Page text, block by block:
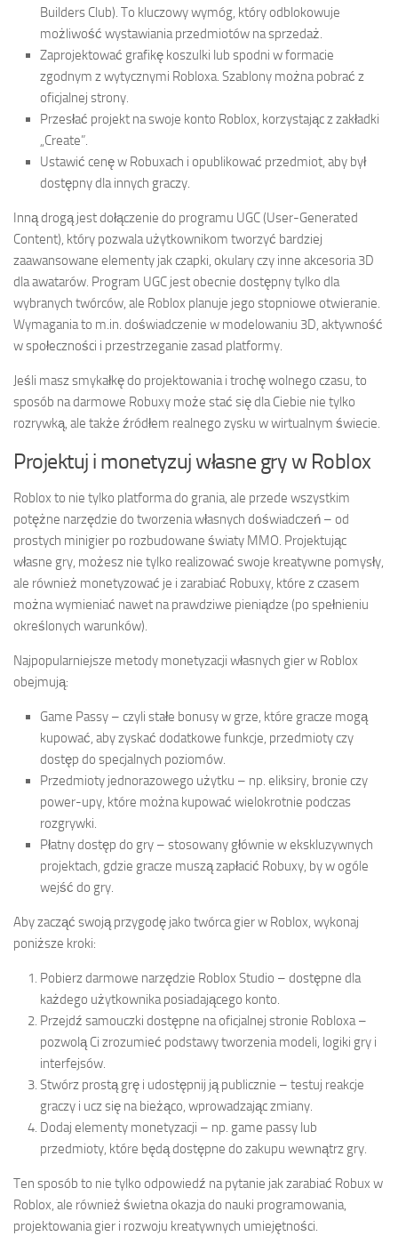
Builders Club). To kluczowy wymóg, który odblokowuje
możliwość wystawiania przedmiotów na sprzedaż.
Zaprojektować grafikę koszulki lub spodni w formacie
zgodnym z wytycznymi Robloxa. Szablony można pobrać z
oficjalnej strony.
Przesłać projekt na swoje konto Roblox, korzystając z zakładki
„Create”.
Ustawić cenę w Robuxach i opublikować przedmiot, aby był
dostępny dla innych graczy.
Inną drogą jest dołączenie do programu UGC (User-Generated
Content), który pozwala użytkownikom tworzyć bardziej
zaawansowane elementy jak czapki, okulary czy inne akcesoria 3D
dla awatarów. Program UGC jest obecnie dostępny tylko dla
wybranych twórców, ale Roblox planuje jego stopniowe otwieranie.
Wymagania to m.in. doświadczenie w modelowaniu 3D, aktywność
w społeczności i przestrzeganie zasad platformy.
Jeśli masz smykałkę do projektowania i trochę wolnego czasu, to
sposób na darmowe Robuxy może stać się dla Ciebie nie tylko
rozrywką, ale także źródłem realnego zysku w wirtualnym świecie.
Projektuj i monetyzuj własne gry w Roblox
Roblox to nie tylko platforma do grania, ale przede wszystkim
potężne narzędzie do tworzenia własnych doświadczeń – od
prostych minigier po rozbudowane światy MMO. Projektując
własne gry, możesz nie tylko realizować swoje kreatywne pomysły,
ale również monetyzować je i zarabiać Robuxy, które z czasem
można wymieniać nawet na prawdziwe pieniądze (po spełnieniu
określonych warunków).
Najpopularniejsze metody monetyzacji własnych gier w Roblox
obejmują:
Game Passy – czyli stałe bonusy w grze, które gracze mogą
kupować, aby zyskać dodatkowe funkcje, przedmioty czy
dostęp do specjalnych poziomów.
Przedmioty jednorazowego użytku – np. eliksiry, bronie czy
power-upy, które można kupować wielokrotnie podczas
rozgrywki.
Płatny dostęp do gry – stosowany głównie w ekskluzywnych
projektach, gdzie gracze muszą zapłacić Robuxy, by w ogóle
wejść do gry.
Aby zacząć swoją przygodę jako twórca gier w Roblox, wykonaj
poniższe kroki:
Pobierz darmowe narzędzie Roblox Studio – dostępne dla
każdego użytkownika posiadającego konto.
Przejdź samouczki dostępne na oficjalnej stronie Robloxa –
pozwolą Ci zrozumieć podstawy tworzenia modeli, logiki gry i
interfejsów.
Stwórz prostą grę i udostępnij ją publicznie – testuj reakcje
graczy i ucz się na bieżąco, wprowadzając zmiany.
Dodaj elementy monetyzacji – np. game passy lub
przedmioty, które będą dostępne do zakupu wewnątrz gry.
Ten sposób to nie tylko odpowiedź na pytanie jak zarabiać Robux w
Roblox, ale również świetna okazja do nauki programowania,
projektowania gier i rozwoju kreatywnych umiejętności.